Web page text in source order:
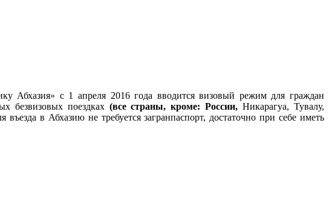
Абхазия» с 1 апреля 2016 года вводится визовый режим для граждан
безвизовых поездках (все страны, кроме: России,Никарагуа, Тувалу,
в Абхазию не требуется загранпаспорт, достаточно при себе иметь